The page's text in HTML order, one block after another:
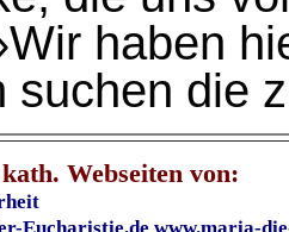
haben
suchen die
Webseiten von: